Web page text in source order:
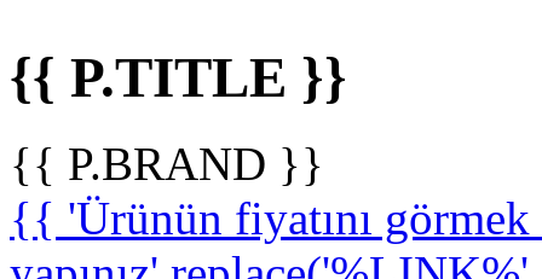
{{ P.TITLE }}
{{ P.BRAND }}
{{ 'Ürünün fiyatını